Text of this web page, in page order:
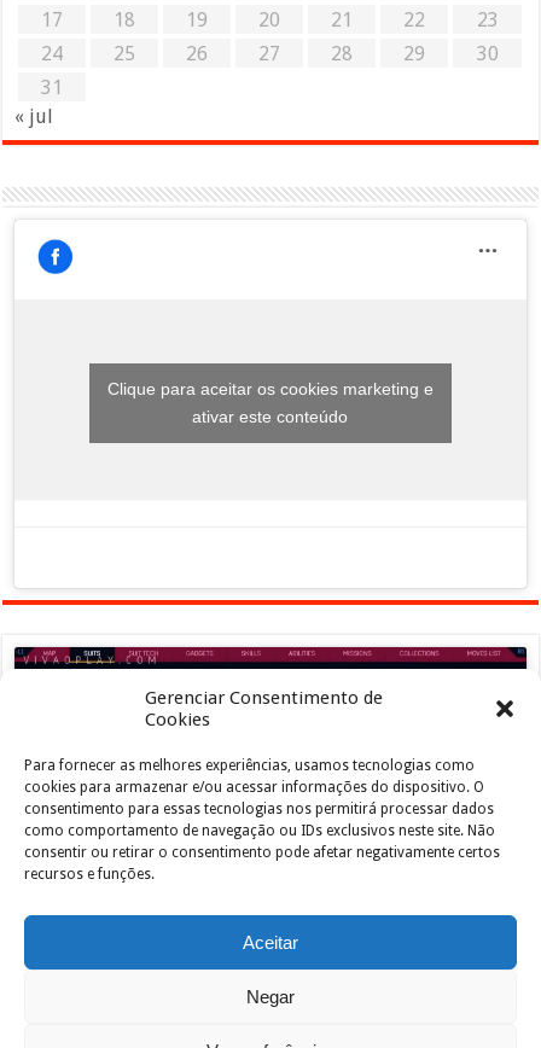
Gerenciar Consentimento de
Cookies
Para fornecer as melhores experiências, usamos tecnologias como
cookies para armazenar e/ou acessar informações do dispositivo. O
consentimento para essas tecnologias nos permitirá processar dados
como comportamento de navegação ou IDs exclusivos neste site. Não
consentir ou retirar o consentimento pode afetar negativamente certos
recursos e funções.
Aceitar
Negar
17
18 19 20 21 22
23
24
25 26 27 28 29
30
31
« jul
Clique para aceitar os cookies marketing e
ativar este conteúdo
Clique para aceitar os cookies marketing e
ativar este conteúdo
João de Jesus Junior | Designed by